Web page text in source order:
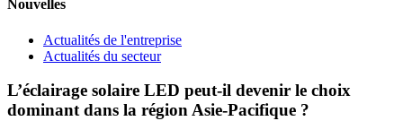
Nouvelles
Actualités de l'entreprise
Actualités du secteur
L’éclairage solaire LED peut-il devenir le choix
dominant dans la région Asie-Pacifique ?